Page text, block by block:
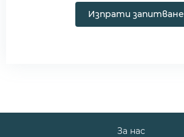
Изпрати запитване
За нас